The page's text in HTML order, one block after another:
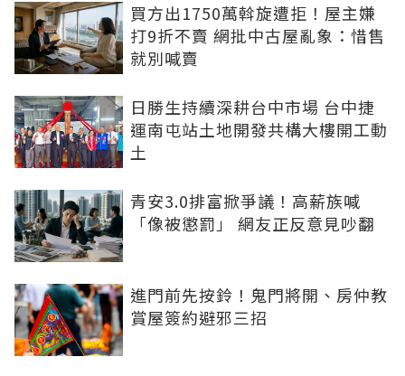
買方出1750萬斡旋遭拒！屋主嫌
打9折不賣 網批中古屋亂象：惜售
就別喊賣
日勝生持續深耕台中市場 台中捷
運南屯站土地開發共構大樓開工動
土
青安3.0排富掀爭議！高薪族喊
「像被懲罰」 網友正反意見吵翻
進門前先按鈴！鬼門將開、房仲教
賞屋簽約避邪三招